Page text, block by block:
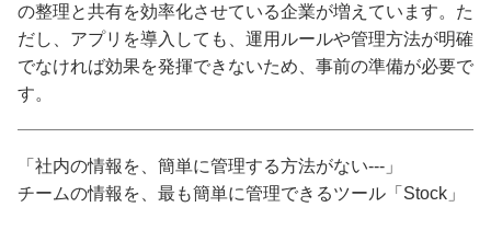
の整理と共有を効率化させている企業が増えています。た
だし、アプリを導入しても、運用ルールや管理方法が明確
でなければ効果を発揮できないため、事前の準備が必要で
す。
「社内の情報を、簡単に管理する方法がない---」
チームの情報を、最も簡単に管理できるツール「Stock」